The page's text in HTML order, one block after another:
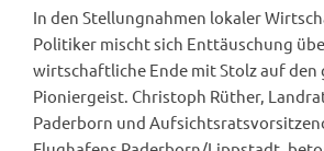
In den Stellungnahmen lokaler
Politiker mischt sich Enttäuschung
wirtschaftliche Ende mit Stolz auf den
Pioniergeist. Christoph Rüther,
Paderborn und